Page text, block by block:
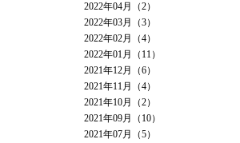
2022年04月（2）
2022年03月（3）
2022年02月（4）
2022年01月（11）
2021年12月（6）
2021年11月（4）
2021年10月（2）
2021年09月（10）
2021年07月（5）